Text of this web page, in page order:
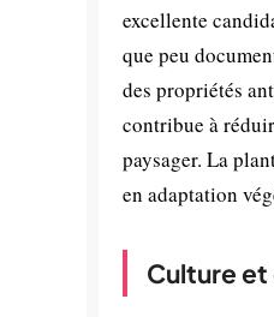
excellente
que peu
des propriétés
contribue à
paysager. La
en adaptation
Culture